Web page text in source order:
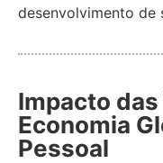
desenvolvimento de
Impacto das
Economia
Pessoal